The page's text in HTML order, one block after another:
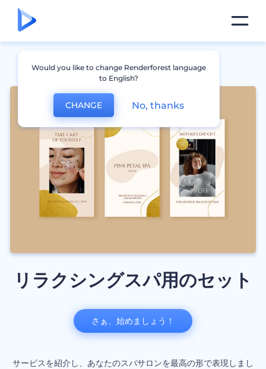
リラクシングスパ用のセット
サービスを紹介し、あなたのスパサロンを最高の形で表現しまし
さぁ、始めましょう！
Would you like to change Renderforest language
to English?
CHANGE No, thanks